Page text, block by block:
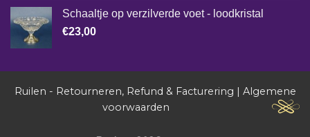
Schaaltje op verzilverde voet - loodkristal
€23,00
Ruilen - Retourneren, Refund & Facturering | Algemene
voorwaarden